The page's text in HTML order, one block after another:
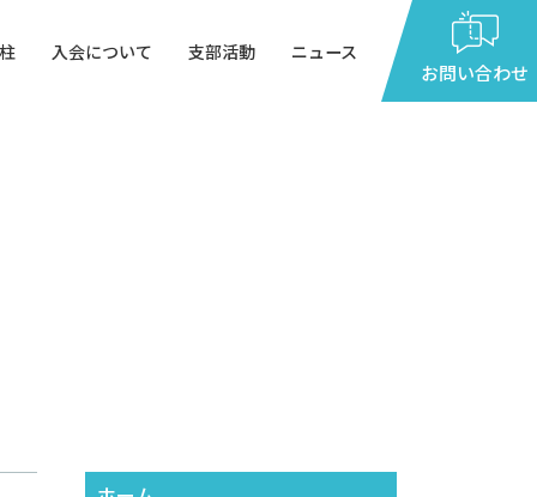
お問い合わせ
入会について 支部活動 ニュース